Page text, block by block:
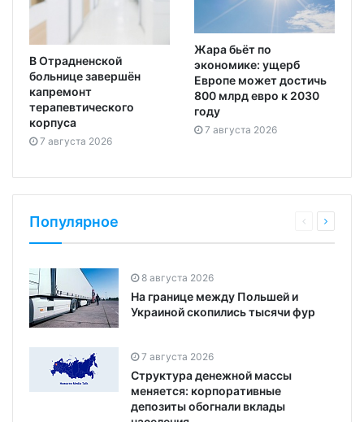
В Отрадненской
больнице завершён
капремонт
терапевтического
корпуса
7 августа 2026
Жара бьёт по
экономике: ущерб
Европе может достичь
800 млрд евро к 2030
году
7 августа 2026
Популярное
8 августа 2026
На границе между Польшей и
Украиной скопились тысячи фур
7 августа 2026
Структура денежной массы
меняется: корпоративные
депозиты обогнали вклады